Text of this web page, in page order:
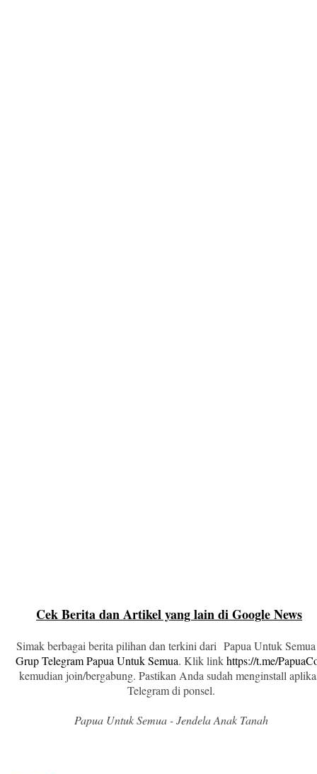
Cek Berita dan Artikel yang lain di Google News
Simak berbagai berita pilihan dan terkini dari Papua Untuk
Grup Telegram Papua Untuk Semua. Klik linkhttps://t.me/
kemudian join/bergabung. Pastikan Anda sudah menginstall
Telegram di ponsel.
Papua Untuk Semua - Jendela Anak Tanah